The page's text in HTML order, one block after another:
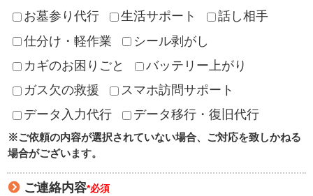
お墓参り代行
生活サポート
話し相手
仕分け・軽作業
シール剥がし
カギのお困りごと
バッテリー上がり
ガス欠の救援
スマホ訪問サポート
データ入力代行
データ移行・復旧代行
※ご依頼の内容が選択されていない場合、ご対応を致しかねる
場合がございます。
ご連絡内容*必須